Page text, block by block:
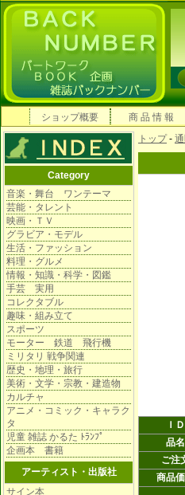
ショップ概要 商 品 情 報
Category
音楽・舞台 ワンテーマ
芸能・タレント
映画・ＴＶ
グラビア・モデル
生活・ファッション
料理・グルメ
情報・知識・科学・図鑑
手芸 実用
コレクタブル
趣味・組み立て
スポーツ
モーター 鉄道 飛行機
ミリタリ 戦争関連
歴史・地理・旅行
美術・文学・宗教・建造物
カルチャ
アニメ・コミック・キャラク
タ
児童 雑誌 かるた ﾄﾗﾝﾌﾟ
企画本 書籍
アーティスト・出版社
サイン本
トップ-
ＩＤ
品名
ご注
商品